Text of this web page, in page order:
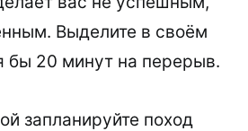
Выделите в своём
бы 20 минут на перерыв.
запланируйте поход